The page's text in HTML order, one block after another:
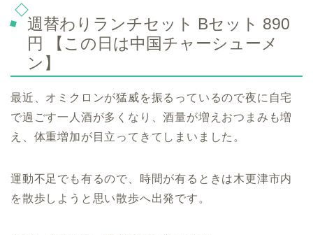
週替わりランチセット Bセット 890
円 【この日は中国チャーシューメ
ン】
最近、オミクロンが猛威を振るっているので夜に自宅
で過ごす一人酒が多くなり、酒量が増えおつまみも増
え、体重増加が目立ってきてしまいました。
運動不足でも有るので、時間が有るときは木更津市内
を散歩しようと思い散歩へ出発です。